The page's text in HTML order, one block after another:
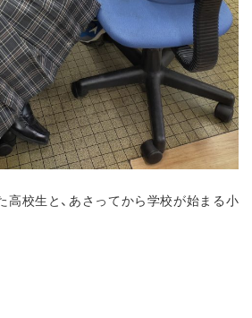
高校生と、あさってから学校が始まる小